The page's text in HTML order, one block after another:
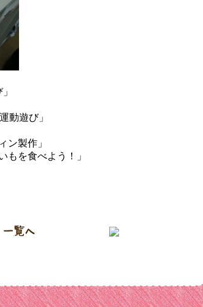
遊び」
ン製作」
を食べよう！」